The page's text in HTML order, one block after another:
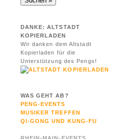
DANKE: ALTSTADT
KOPIERLADEN
Wir danken dem Altstadt
Kopierladen für die
Unterstützung des Pengs!
WAS GEHT AB?
PENG-EVENTS
MUSIKER TREFFEN
QI-GONG UND KUNG-FU